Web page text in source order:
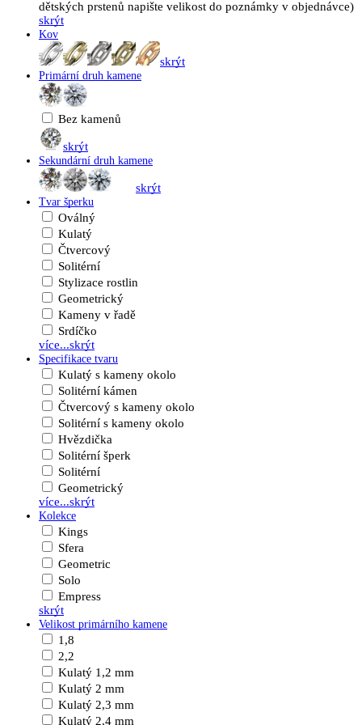
dětských prstenů napište velikost do poznámky v objednávce)
skrýt
Kov
skrýt
Primární druh kamene
Bez kamenů
skrýt
Sekundární druh kamene
skrýt
Tvar šperku
Oválný
Kulatý
Čtvercový
Solitérní
Stylizace rostlin
Geometrický
Kameny v řadě
Srdíčko
více...skrýt
Specifikace tvaru
Kulatý s kameny okolo
Solitérní kámen
Čtvercový s kameny okolo
Solitérní s kameny okolo
Hvězdička
Solitérní šperk
Solitérní
Geometrický
více...skrýt
Kolekce
Kings
Sfera
Geometric
Solo
Empress
skrýt
Velikost primárního kamene
1,8
2,2
Kulatý 1,2 mm
Kulatý 2 mm
Kulatý 2,3 mm
Kulatý 2,4 mm